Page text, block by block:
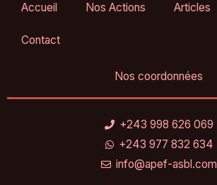
Accueil Nos Actions Articles
Contact
Nos coordonnées
+243 998 626 069
+243 977 832 634
info@apef-asbl.com